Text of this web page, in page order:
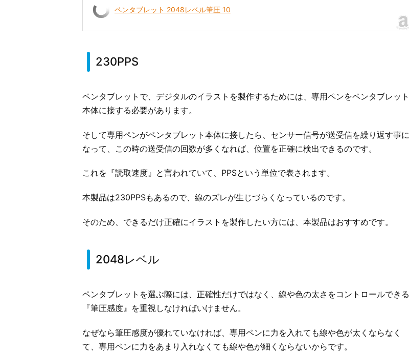
ペンタブレット 2048レベル筆圧 10
230PPS
ペンタブレットで、デジタルのイラストを製作するためには、専用ペンをペンタブレット
本体に接する必要があります。
そして専用ペンがペンタブレット本体に接したら、センサー信号が送受信を繰り返す事に
なって、この時の送受信の回数が多くなれば、位置を正確に検出できるのです。
これを『読取速度』と言われていて、PPSという単位で表されます。
本製品は230PPSもあるので、線のズレが生じづらくなっているのです。
そのため、できるだけ正確にイラストを製作したい方には、本製品はおすすめです。
2048レベル
ペンタブレットを選ぶ際には、正確性だけではなく、線や色の太さをコントロールできる
『筆圧感度』を重視しなければいけません。
なぜなら筆圧感度が優れていなければ、専用ペンに力を入れても線や色が太くならなく
て、専用ペンに力をあまり入れなくても線や色が細くならないからです。